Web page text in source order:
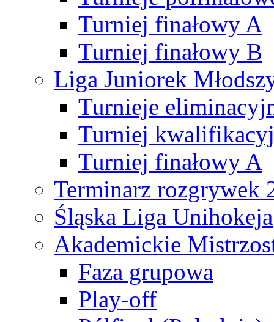
Turniej finałowy A
Turniej finałowy B
Liga Juniorek
Turnieje
Turniej
Turniej finałowy A
Terminarz rozgrywek
Śląska Liga Unihokeja
Akademickie
Faza grupowa
Play-off